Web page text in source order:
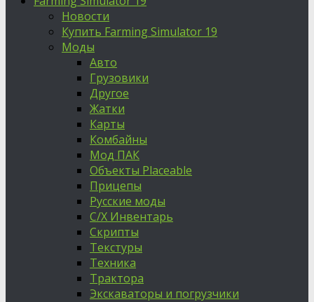
Новости
Купить Farming Simulator 19
Моды
Авто
Грузовики
Другое
Жатки
Карты
Комбайны
Мод ПАК
Объекты Placeable
Прицепы
Русские моды
С/Х Инвентарь
Скрипты
Текстуры
Техника
Трактора
Экскаваторы и погрузчики